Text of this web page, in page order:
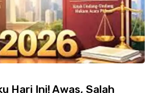
Hari Ini! Awas, Salah